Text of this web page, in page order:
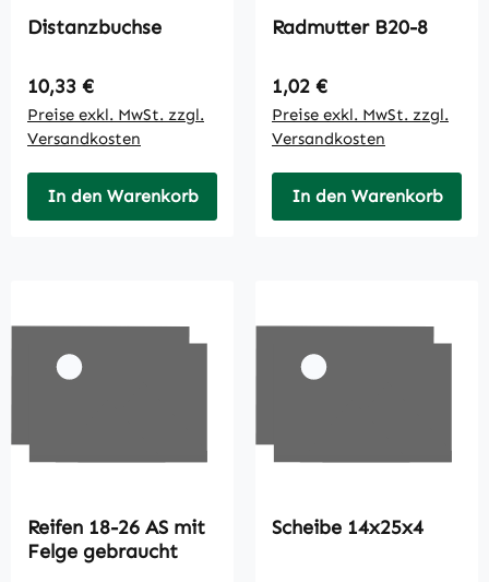
Distanzbuchse
Regulärer Preis:
10,33 €
Preise exkl. MwSt. zzgl.
Versandkosten
In den Warenkorb
Radmutter B20-8
Regulärer Preis:
1,02 €
Preise exkl. MwSt. zzgl.
Versandkosten
In den Warenkorb
Reifen 18-26 AS mit
Felge gebraucht
Scheibe 14x25x4